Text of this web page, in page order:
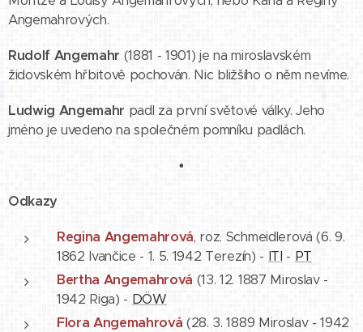
Angemahrových.
Rudolf Angemahr (1881 - 1901) je na miroslavském
židovském hřbitově pochován. Nic bližšího o něm nevíme.
Ludwig Angemahr padl za první světové války. Jeho
jméno je uvedeno na společném pomníku padlách.
•
Odkazy
Regina Angemahrová, roz. Schmeidlerová (6. 9.
1862 Ivančice - 1. 5. 1942 Terezín) - ITI - PT
Bertha Angemahrová (13. 12. 1887 Miroslav -
1942 Riga) - DÖW
Flora Angemahrová (28. 3. 1889 Miroslav - 1942